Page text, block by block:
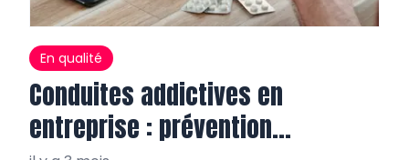
En qualité
Conduites addictives en
entreprise : prévention